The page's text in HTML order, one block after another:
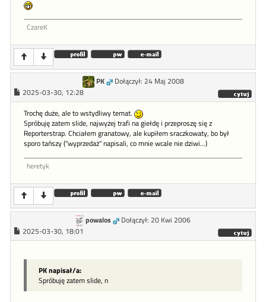
CzareK
PK
Dołączył: 24 Maj 2008
2025-03-30, 12:28
Trochę duże, ale to wstydliwy temat.
Spróbuję zatem slide, najwyżej trafi na giełdę i przeproszę się z
Reporterstrap. Chciałem granatowy, ale kupiłem sraczkowaty, bo był
sporo tańszy ("wyprzedaż" napisali, co mnie wcale nie dziwi...)
heretyk
powalos
Dołączył: 20 Kwi 2006
2025-03-30, 18:01
PK napisał/a:
Spróbuję zatem slide, n